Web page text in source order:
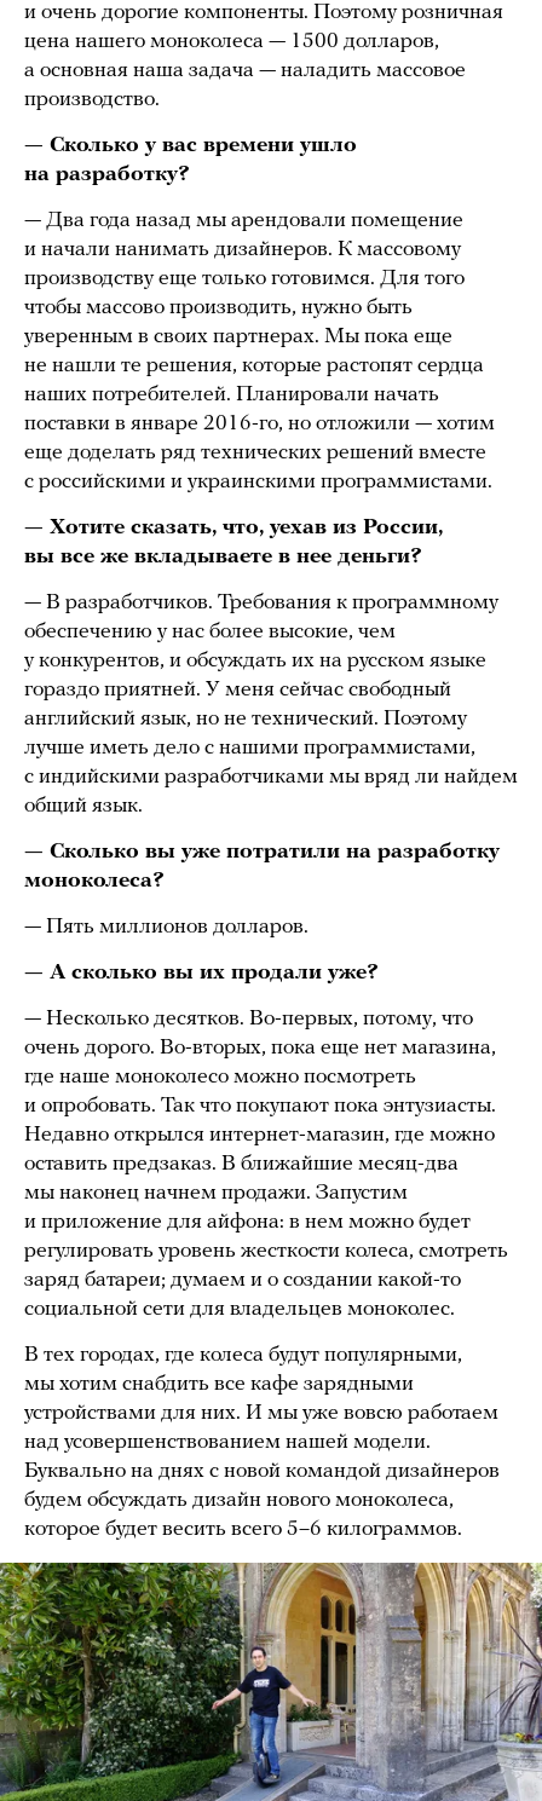
и очень дорогие компоненты. Поэтому розничная
цена нашего моноколеса — 1500 долларов,
а основная наша задача — наладить массовое
производство.
— Сколько у вас времени ушло
на разработку?
— Два года назад мы арендовали помещение
и начали нанимать дизайнеров. К массовому
производству еще только готовимся. Для того
чтобы массово производить, нужно быть
уверенным в своих партнерах. Мы пока еще
не нашли те решения, которые растопят сердца
наших потребителей. Планировали начать
поставки в январе 2016-го, но отложили — хотим
еще доделать ряд технических решений вместе
с российскими и украинскими программистами.
— Хотите сказать, что, уехав из России,
вы все же вкладываете в нее деньги?
— В разработчиков. Требования к программному
обеспечению у нас более высокие, чем
у конкурентов, и обсуждать их на русском языке
гораздо приятней. У меня сейчас свободный
английский язык, но не технический. Поэтому
лучше иметь дело с нашими программистами,
с индийскими разработчиками мы вряд ли найдем
общий язык.
— Сколько вы уже потратили на разработку
моноколеса?
— Пять миллионов долларов.
— А сколько вы их продали уже?
— Несколько десятков. Во-первых, потому, что
очень дорого. Во-вторых, пока еще нет магазина,
где наше моноколесо можно посмотреть
и опробовать. Так что покупают пока энтузиасты.
Недавно открылся интернет-магазин, где можно
оставить предзаказ. В ближайшие месяц-два
мы наконец начнем продажи. Запустим
и приложение для айфона: в нем можно будет
регулировать уровень жесткости колеса, смотреть
заряд батареи; думаем и о создании какой-то
социальной сети для владельцев моноколес.
В тех городах, где колеса будут популярными,
мы хотим снабдить все кафе зарядными
устройствами для них. И мы уже вовсю работаем
над усовершенствованием нашей модели.
Буквально на днях с новой командой дизайнеров
будем обсуждать дизайн нового моноколеса,
которое будет весить всего 5–6 килограммов.